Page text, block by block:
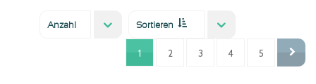
entfernen
Anzahl
Sortieren
Name
Preis
neu ab
Reihenfolge
1 2 3 4 5